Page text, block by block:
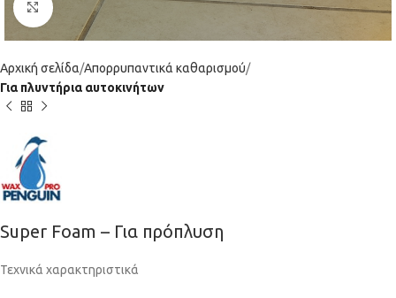
Click to enlarge
Αρχική σελίδα Απορρυπαντικά καθαρισμού
Για πλυντήρια αυτοκινήτων
Super Foam – Για πρόπλυση
Τεχνικά χαρακτηριστικά